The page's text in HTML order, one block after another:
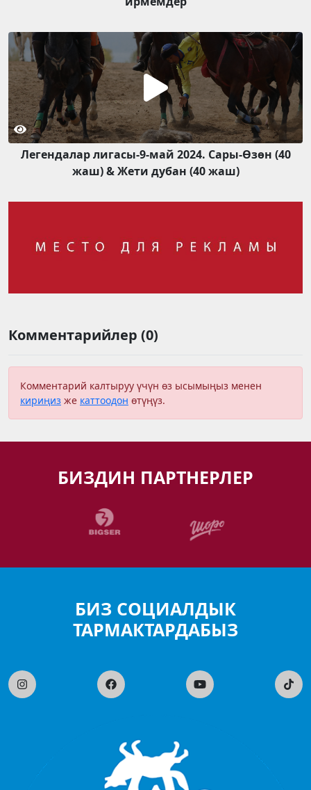
Легендалар лигасы-9-май 2024. Сары-Өзөн (40
жаш) & Жети дубан (40 жаш)
Комментарийлер (0)
Комментарий калтыруу үчүн өз ысымыңыз менен
кириңиз же каттоодон өтүңүз.
БИЗДИН ПАРТНЕРЛЕР
БИЗ СОЦИАЛДЫК
ТАРМАКТАРДАБЫЗ